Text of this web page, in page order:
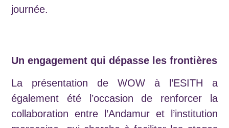
journée.
Un engagement qui dépasse les frontières
La présentation de WOW à l’ESITH a
également été l’occasion de renforcer la
collaboration entre l’Andamur et l’institution